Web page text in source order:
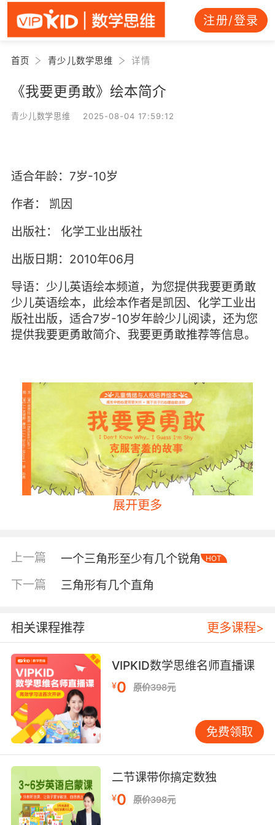
注册/登录
首页 青少儿数学思维 详情
《我要更勇敢》绘本简介
青少儿数学思维 2025-08-04 17:59:12
适合年龄：7岁-10岁
作者：
凯因
出版社：
化学工业出版社
出版日期：2010年06月
导语：少儿英语绘本频道，为您提供我要更勇敢
少儿英语绘本，此绘本作者是凯因、化学工业出
版社出版，适合7岁-10岁年龄少儿阅读，还为您
提供我要更勇敢简介、我要更勇敢推荐等信息。
内容简介
这个轻松的故事告诉孩子：害羞不一定会影响一
萨米·山姆森害羞，他不敢和慈祥的米勒先生说
话，尽管他们曾经是一起看鸟的朋友；他不敢和
卖冰淇淋的丹尼尔先生说话，尽管他很友好。但
是有一天，当萨米最喜欢的狗斯巴克跑丢了，萨
展开更多
上一篇 一个三角形至少有几个锐角 HOT
下一篇 三角形有几个直角
相关课程推荐 更多课程>
VIPKID数学思维名师直播课
¥0 原价398元
免费领取
二节课带你搞定数独
¥0 原价398元